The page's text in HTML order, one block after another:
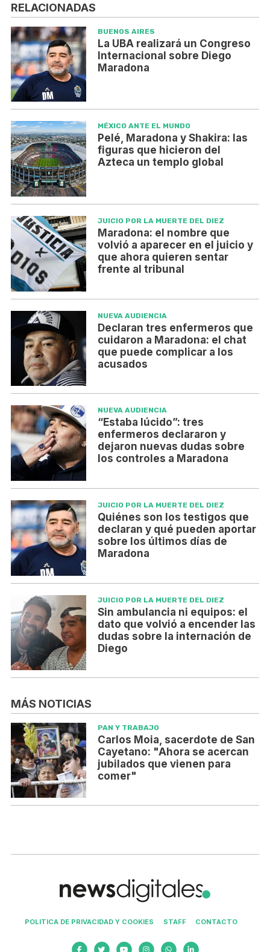
RELACIONADAS
BUENOS AIRES
La UBA realizará un Congreso
Internacional sobre Diego
Maradona
MÉXICO ANTE EL MUNDO
Pelé, Maradona y Shakira: las
figuras que hicieron del
Azteca un templo global
JUICIO POR LA MUERTE DEL DIEZ
Maradona: el nombre que
volvió a aparecer en el juicio y
que ahora quieren sentar
frente al tribunal
NUEVA AUDIENCIA
Declaran tres enfermeros que
cuidaron a Maradona: el chat
que puede complicar a los
acusados
NUEVA AUDIENCIA
“Estaba lúcido”: tres
enfermeros declararon y
dejaron nuevas dudas sobre
los controles a Maradona
JUICIO POR LA MUERTE DEL DIEZ
Quiénes son los testigos que
declaran y qué pueden aportar
sobre los últimos días de
Maradona
JUICIO POR LA MUERTE DEL DIEZ
Sin ambulancia ni equipos: el
dato que volvió a encender las
dudas sobre la internación de
Diego
MÁS NOTICIAS
PAN Y TRABAJO
Carlos Moia, sacerdote de San
Cayetano: "Ahora se acercan
jubilados que vienen para
comer"
POLITICA DE PRIVACIDAD Y COOKIES STAFF CONTACTO